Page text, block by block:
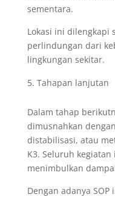
sementara.
Lokasi ini dilengkapi
perlindungan dari
lingkungan sekitar.
Tahapan lanjutan
Dalam tahap
dimusnahkan
distabilisasi, atau
K3. Seluruh
menimbulkan
Dengan adanya